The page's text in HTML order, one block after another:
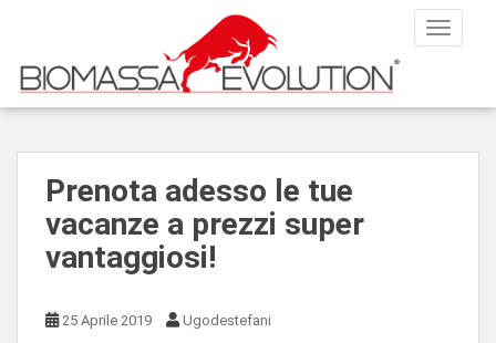
t
Prenota adesso le tue
vacanze a prezzi super
vantaggiosi!
25 Aprile 2019 Ugodestefani